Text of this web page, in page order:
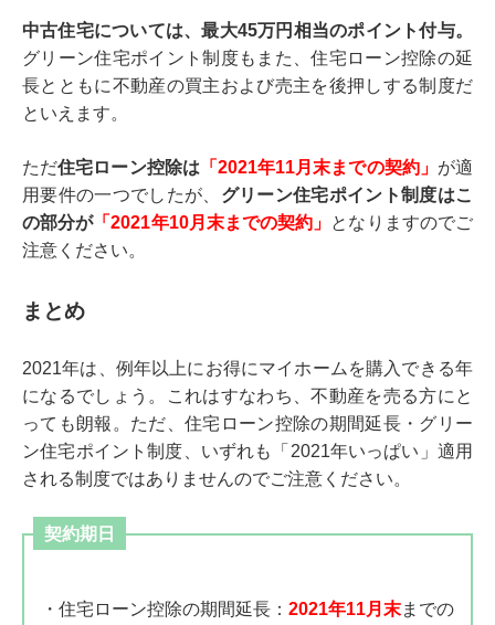
中古住宅については、最大45万円相当のポイント付与。
グリーン住宅ポイント制度もまた、住宅ローン控除の延
長とともに不動産の買主および売主を後押しする制度だ
といえます。
ただ住宅ローン控除は 「2021年11月末までの契約」 が適
用要件の一つでしたが、 グリーン住宅ポイント制度はこ
の部分が「2021年10月末までの契約」 となりますのでご
注意ください。
まとめ
2021年は、例年以上にお得にマイホームを購入できる年
になるでしょう。これはすなわち、不動産を売る方にと
っても朗報。ただ、住宅ローン控除の期間延長・グリー
ン住宅ポイント制度、いずれも「2021年いっぱい」適用
される制度ではありませんのでご注意ください。
契約期日
・住宅ローン控除の期間延長： 2021年11月末までの